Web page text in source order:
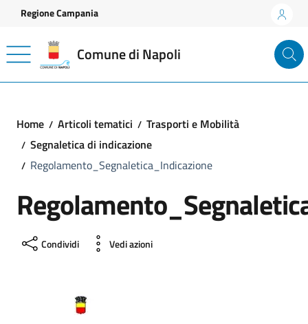
Vai ai contenuti
Vai al footer
Regione Campania
Comune di Napoli
Home Articoli tematici
Trasporti e Mobilità
Segnaletica di indicazione
Regolamento_Segnaletica_Indicazione
Condividi Vedi azioni